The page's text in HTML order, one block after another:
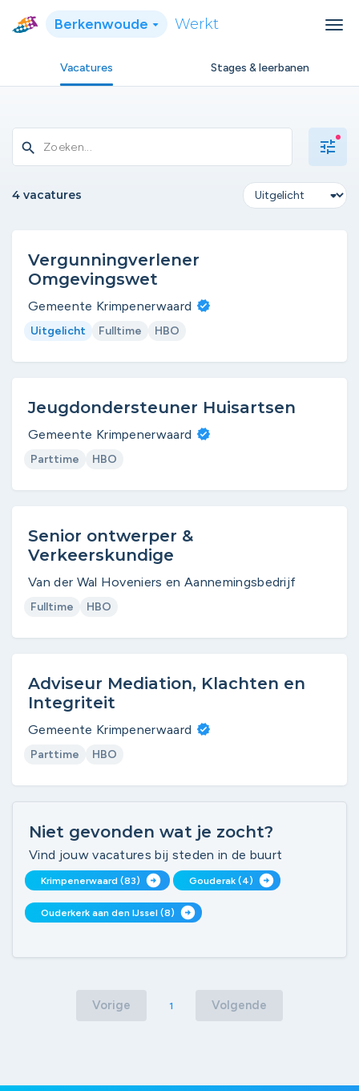
Berkenwoude Werkt
Vacatures Stages & leerbanen
search tune
4 vacatures
Vergunningverlener
Omgevingswet
Gemeente Krimpenerwaard
Uitgelicht Fulltime HBO
Jeugdondersteuner Huisartsen
Gemeente Krimpenerwaard
Parttime HBO
Senior ontwerper &
Verkeerskundige
Van der Wal Hoveniers en Aannemingsbedrijf
Fulltime HBO
Adviseur Mediation, Klachten en
Integriteit
Gemeente Krimpenerwaard
Parttime HBO
Niet gevonden wat je zocht?
Vind jouw vacatures bij steden in de buurt
Krimpenerwaard (83) arrow_circle_right Gouderak (4) arrow_circle_right
Ouderkerk aan den IJssel (8) arrow_circle_right
Vorige 1 Volgende